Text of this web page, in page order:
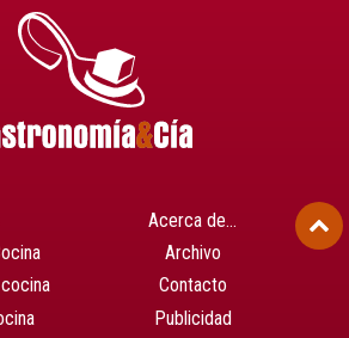
Acerca de…
Archivo
Contacto
Publicidad